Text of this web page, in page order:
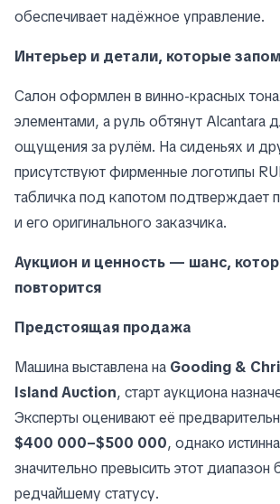
обеспечивает надёжное управление.
Интерьер и детали, которые
Салон оформлен в винно-красных
элементами, а руль обтянут Alcantara
ощущения за рулём. На сиденьях и
присутствуют фирменные логотипы
табличка под капотом подтверждает
и его оригинального заказчика.
Аукцион и ценность — шанс,
повторится
Предстоящая продажа
Машина выставлена на Gooding &
Island Auction, старт аукциона
Эксперты оценивают её
$400 000–$500 000, однако
значительно превысить этот диапазон
редчайшему статусу.